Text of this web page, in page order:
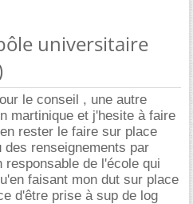
universitaire
le conseil , une autre
martinique et j'hesite à faire
rester le faire sur place
des renseignements par
de l'école qui
faisant mon dut sur place
d'être prise à sup de log